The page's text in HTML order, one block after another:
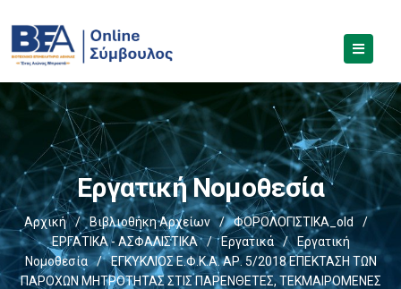
Εργατική Νομοθεσία
Αρχική / Βιβλιοθήκη Αρχείων / ΦΟΡΟΛΟΓΙΣΤΙΚΑ_old
/
ΕΡΓΑΤΙΚΑ - ΑΣΦΑΛΙΣΤΙΚΑ
/ Εργατικά /
Εργατική
Νομοθεσία
/
ΕΓΚΥΚΛΙΟΣ Ε.Φ.Κ.Α. ΑΡ. 5/2018 ΕΠΕΚΤΑΣΗ ΤΩΝ
ΠΑΡΟΧΩΝ ΜΗΤΡΟΤΗΤΑΣ ΣΤΙΣ ΠΑΡΕΝΘΕΤΕΣ, ΤΕΚΜΑΙΡΟΜΕΝΕΣ